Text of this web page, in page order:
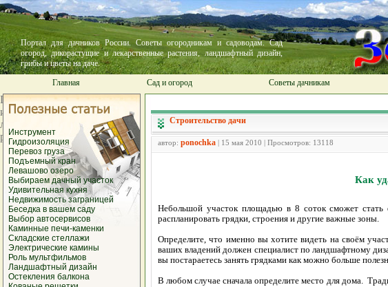
Портал для дачников России. Советы огородникам и садоводам. Сад
огород, дикорастущие и лекарственные растения, ландшафтный дизайн,
грибы и цветы на даче.
Главная
Сад и огород Советы дачникам
Инструмент
Гидроизоляция
Перевоз груза
Подъемный кран
Левашово озеро
Выбираем дачный участок
Удивительная кухня
Недвижимость заграницей
Беседка в вашем саду
Выбор автосервисов
Каминные печи-каменки
Складские стеллажи
Электрические камины
Роль мультфильмов
Ландшафтный дизайн
Остекления балкона
Строительство дачи
автор: ponochka | 15 мая 2010 | Просмотров: 13118
Как
Небольшой участок площадью в 8 соток сможет
распланировать грядки, строения и другие важные зоны.
Определите, что именно вы хотите видеть на своём
ваших владений должен специалист по ландшафтному
вы постараетесь занять грядками как можно больше
В любом случае сначала определите место для дома.